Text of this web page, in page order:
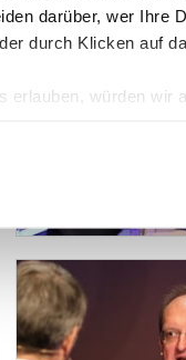
darüber, wer Ihre
durch Klicken auf
erlauben, würden wir
mehr darüber, wie
Cookies, um
auf unsere
unsere Partner für
mit weiteren